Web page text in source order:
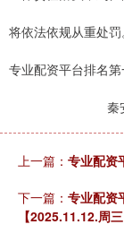
将依法依规从重处罚
专业配资平台排名
秦
上一篇： 专业配资
下一篇： 专业配资
【2025.11.12.周三